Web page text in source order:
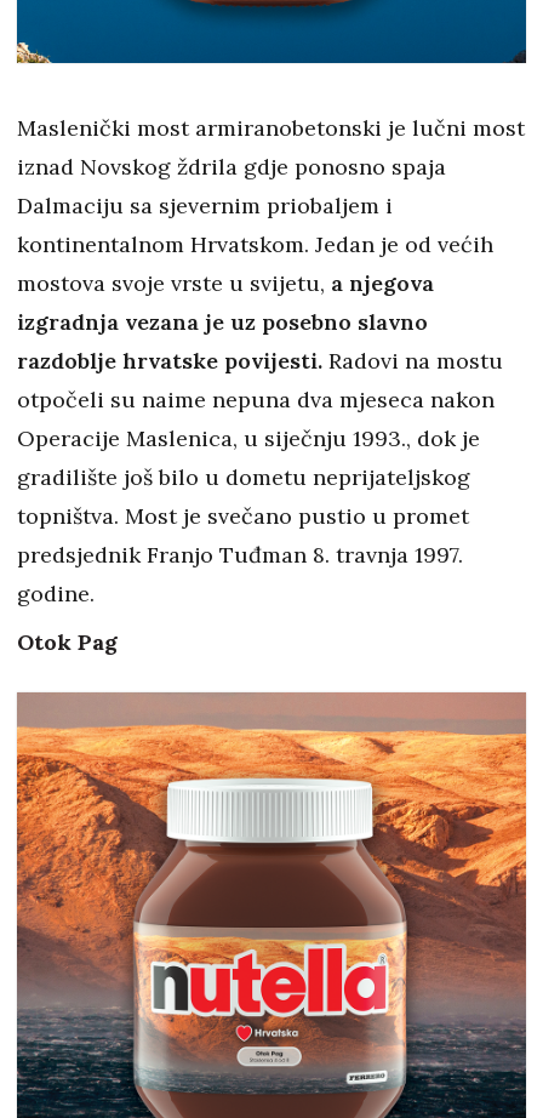
Maslenički most armiranobetonski je lučni most
iznad Novskog ždrila gdje ponosno spaja
Dalmaciju sa sjevernim priobaljem i
kontinentalnom Hrvatskom. Jedan je od većih
mostova svoje vrste u svijetu, a njegova
izgradnja vezana je uz posebno slavno
razdoblje hrvatske povijesti. Radovi na mostu
otpočeli su naime nepuna dva mjeseca nakon
Operacije Maslenica, u siječnju 1993., dok je
gradilište još bilo u dometu neprijateljskog
topništva. Most je svečano pustio u promet
predsjednik Franjo Tuđman 8. travnja 1997.
godine.
Otok Pag